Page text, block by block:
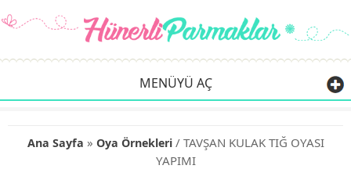
MENÜYÜ AÇ
Ana Sayfa » Oya Örnekleri/ TAVŞAN KULAK TIĞ OYASI
YAPIMI